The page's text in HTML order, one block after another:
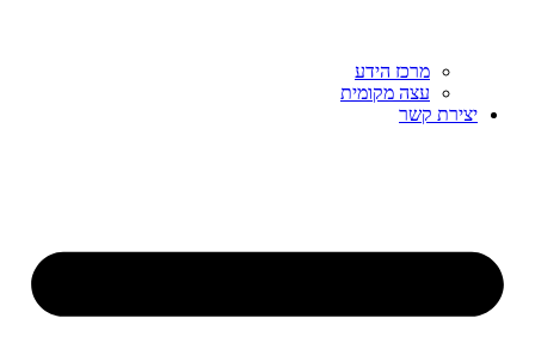
מרכז הידע
עצה מקומית
יצירת קשר